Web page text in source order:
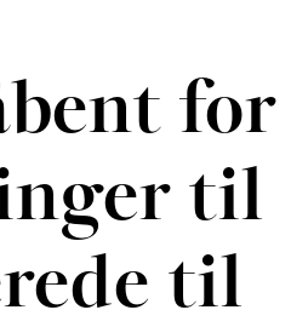
for
til
til